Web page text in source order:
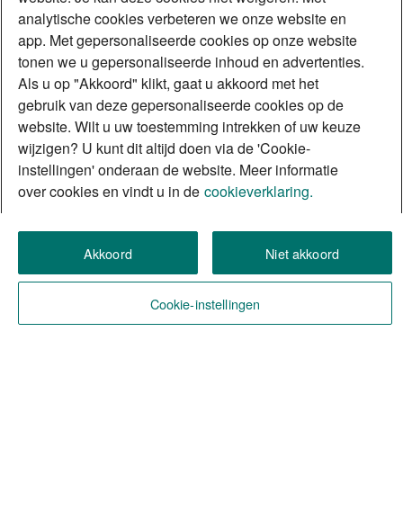
analytische cookies verbeteren we onze website en
app. Met gepersonaliseerde cookies op onze website
tonen we u gepersonaliseerde inhoud en advertenties.
Als u op "Akkoord" klikt, gaat u akkoord met het
gebruik van deze gepersonaliseerde cookies op de
website. Wilt u uw toestemming intrekken of uw keuze
wijzigen? U kunt dit altijd doen via de 'Cookie-
instellingen' onderaan de website. Meer informatie
over cookies en vindt u in de cookieverklaring.
Akkoord Niet akkoord
Cookie-instellingen